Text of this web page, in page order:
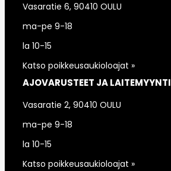
Vasaratie 6, 90410 OULU
ma-pe 9-18
la 10-15
Katso poikkeusaukioloajat »
AJOVARUSTEET JA LAITEMYYNTI
Vasaratie 2, 90410 OULU
ma-pe 9-18
la 10-15
Katso poikkeusaukioloajat »